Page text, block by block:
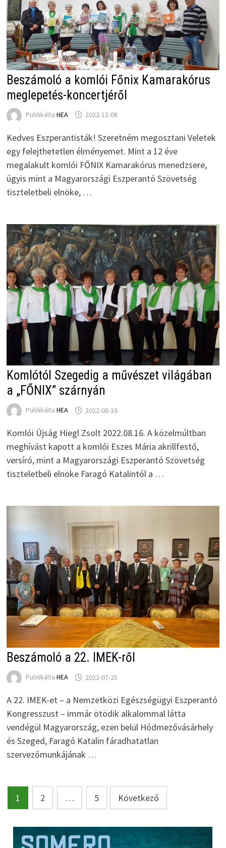
Beszámoló a komlói Főnix Kamarakórus
meglepetés-koncertjéről
Publikálta HEA 2022-12-08
Kedves Eszperantisták! Szeretném megosztani Veletek
egy felejthetetlen élményemet. Mint a 12 éve
megalakult komlói FŐNIX Kamarakórus menedzsere,
úgyis mint a Magyarországi Eszperantó Szövetség
tiszteletbeli elnöke, …
Komlótól Szegedig a művészet világában
a „FŐNIX” szárnyán
Publikálta HEA 2022-08-16
Komlói Újság Hiegl Zsolt 2022.08.16. A közelmúltban
meghívást kapott a komlói Eszes Mária akrillfestő,
versíró, mint a Magyarországi Eszperantó Szövetség
tiszteletbeli elnöke Faragó Katalintól a …
Beszámoló a 22. IMEK-ről
Publikálta HEA 2022-07-25
A 22. IMEK-et – a Nemzetközi Egészségügyi Eszperantó
Kongresszust – immár ötödik alkalommal látta
vendégül Magyarország, ezen belül Hódmezővásárhely
és Szeged, Faragó Katalin fáradhatatlan
szervezőmunkájának …
Bejegyzések
lapozása
1 2 … 5 Következő